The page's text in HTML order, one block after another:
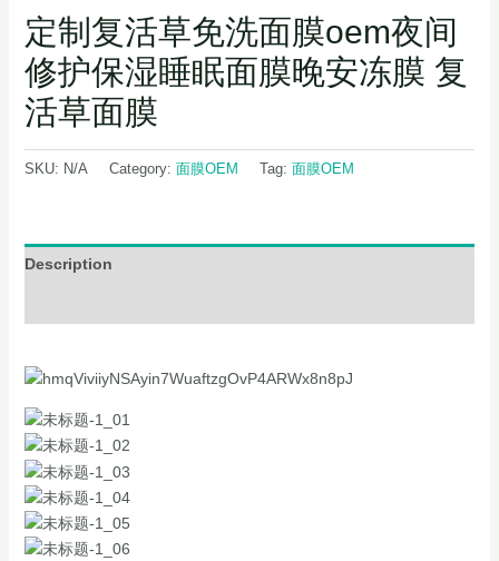
定制复活草免洗面膜oem夜间
修护保湿睡眠面膜晚安冻膜 复
活草面膜
SKU: N/A Category: 面膜OEM Tag: 面膜OEM
Description